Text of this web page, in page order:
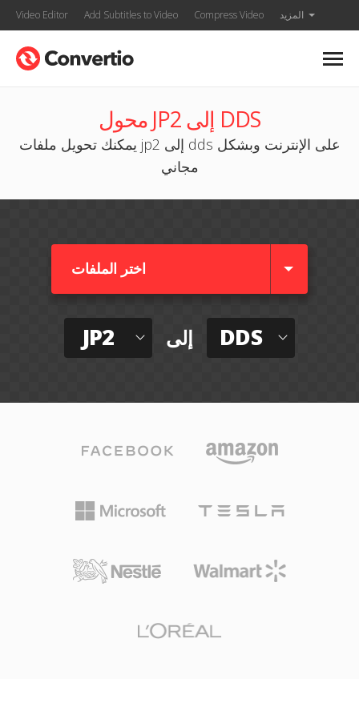
Video Editor Add Subtitles to Video Compress Video المزيد
محول JP2 إلى DDS
يمكنك تحويل ملفات jp2 إلى dds على الإنترنت وبشكل
مجاني
اختر الملفات
JP2 إلى DDS